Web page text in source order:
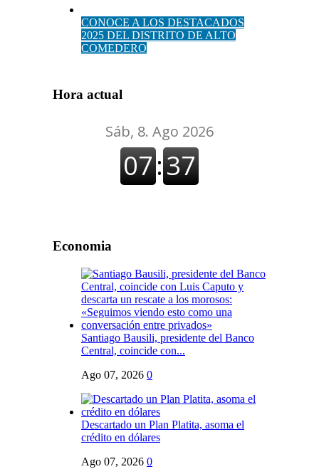
CONOCE A LOS DESTACADOS
2025 DEL DISTRITO DE ALTO
COMEDERO
Hora actual
Economia
Santiago Bausili, presidente del Banco
Central, coincide con...
Ago 07, 2026 0
Descartado un Plan Platita, asoma el
crédito en dólares
Ago 07, 2026 0